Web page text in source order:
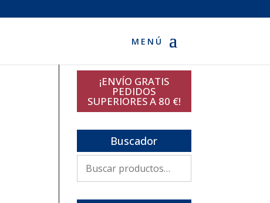
¡ENVÍO GRATIS
PEDIDOS
SUPERIORES A 80 €!
Buscador
por: